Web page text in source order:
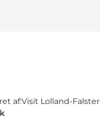
af:Visit Lolland-Falster